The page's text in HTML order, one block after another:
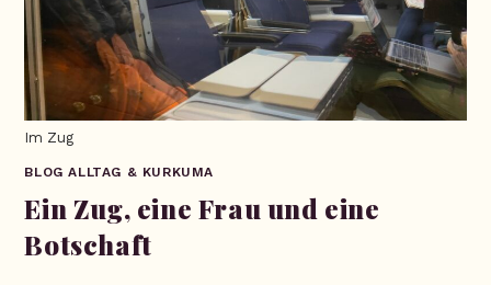
Im Zug
BLOG ALLTAG & KURKUMA
Ein Zug, eine Frau und eine
Botschaft